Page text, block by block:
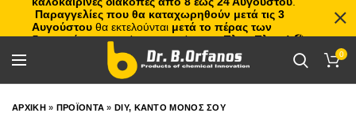
0
ΑΡΧΙΚΗ» ΠΡΟΪΟΝΤΑ »DIY, ΚΑΝΤΟ ΜΟΝΟΣ ΣΟΥ
Παραγγελίες που θα καταχωρηθούν μετά τις 3
Αυγούστου θα εκτελούνται μετά το πέρας των
διακοπών, με σειρά προτεραιότητας.Πλιτς Πλατς!🏖️🌊